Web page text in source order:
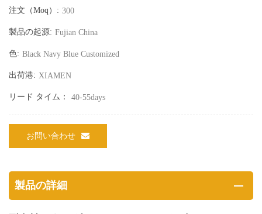
注文（moq）: 300
製品の起源: Fujian China
色: Black Navy Blue Customized
出荷港: XIAMEN
リード タイム： 40-55days
お問い合わせ
製品の詳細